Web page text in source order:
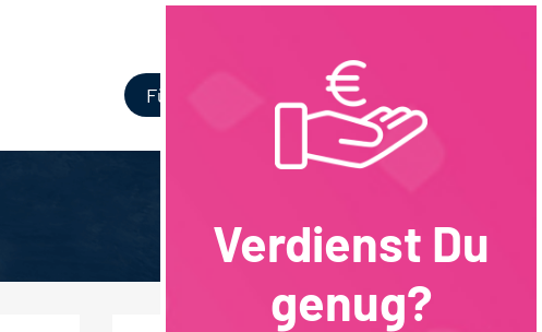
Für Unternehmen
Verdienst Du
genug?